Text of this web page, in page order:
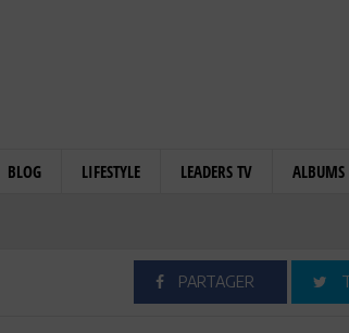
BLOG LIFESTYLE LEADERS TV ALBUMS
PARTAGER